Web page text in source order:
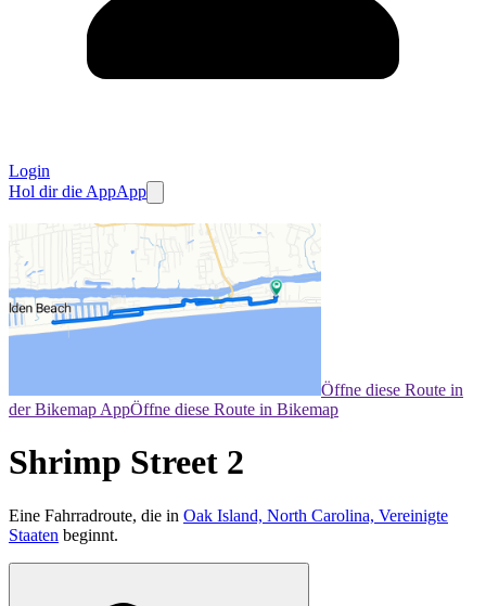
Login
Hol dir die AppApp
Öffne diese Route in
der Bikemap AppÖffne diese Route in Bikemap
Shrimp Street 2
Eine Fahrradroute, die in Oak Island, North Carolina, Vereinigte
Staaten beginnt.